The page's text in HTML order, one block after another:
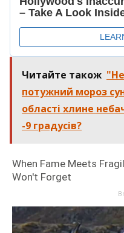
Читайте також
потужний мороз
області хлине
-9 градусів?